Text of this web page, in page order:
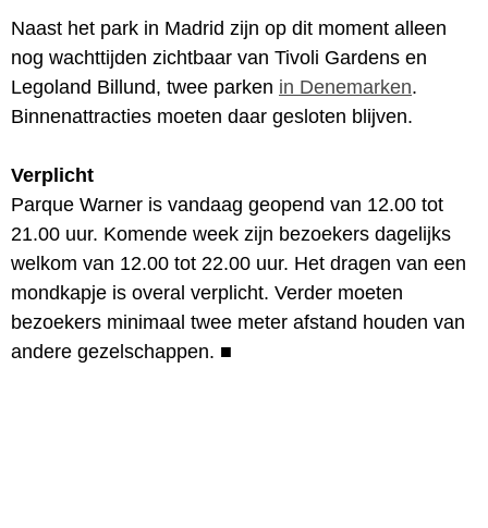
Naast het park in Madrid zijn op dit moment alleen
nog wachttijden zichtbaar van Tivoli Gardens en
Legoland Billund, twee parken in Denemarken.
Binnenattracties moeten daar gesloten blijven.
Verplicht
Parque Warner is vandaag geopend van 12.00 tot
21.00 uur. Komende week zijn bezoekers dagelijks
welkom van 12.00 tot 22.00 uur. Het dragen van een
mondkapje is overal verplicht. Verder moeten
bezoekers minimaal twee meter afstand houden van
andere gezelschappen. ■